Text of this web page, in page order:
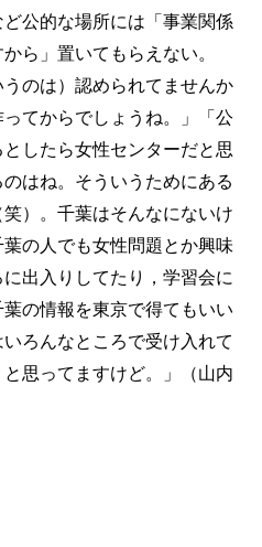
公的な場所には「事業関係
ら」置いてもらえない。
うのは）認められてませんか
てからでしょうね。」「公
したら女性センターだと思
はね。そういうためにある
）。千葉はそんなにないけ
の人でも女性問題とか興味
出入りしてたり，学習会に
の情報を東京で得てもいい
ろんなところで受け入れて
思ってますけど。」（山内